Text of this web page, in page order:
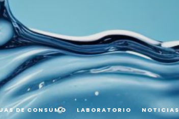
DE CONSUMO LABORATORIO NOTICIAS